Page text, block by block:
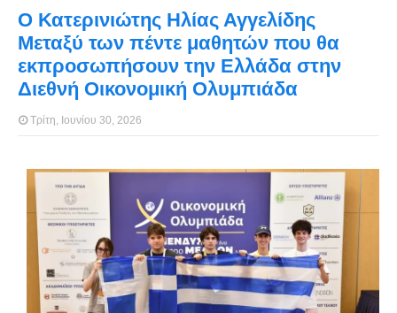
Ο Κατερινιώτης Ηλίας Αγγελίδης
Μεταξύ των πέντε μαθητών που θα
εκπροσωπήσουν την Ελλάδα στην
Διεθνή Οικονομική Ολυμπιάδα
Τρίτη, Ιουνίου 30, 2026